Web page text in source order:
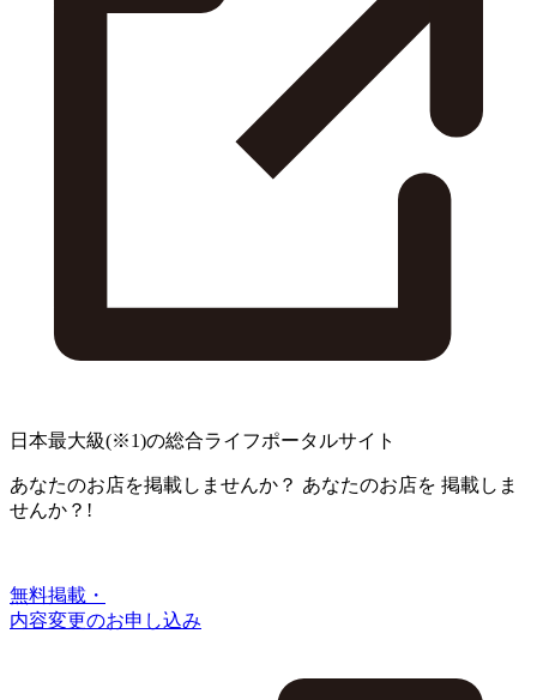
日本最大級(※1)の総合ライフポータルサイト
あなたのお店を掲載しませんか？ あなたのお店を 掲載しま
せんか？!
無料掲載・
内容変更のお申し込み